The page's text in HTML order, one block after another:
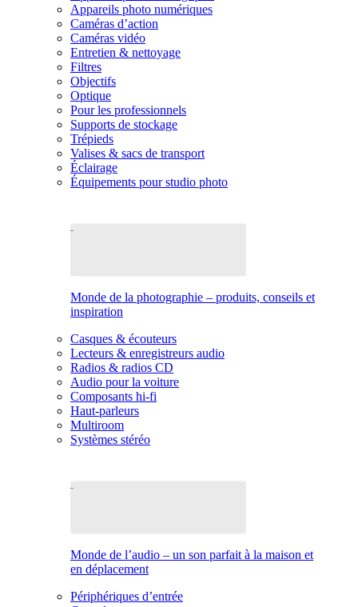
Appareils photo numériques
Caméras d’action
Caméras vidéo
Entretien & nettoyage
Filtres
Objectifs
Optique
Pour les professionnels
Supports de stockage
Trépieds
Valises & sacs de transport
Éclairage
Équipements pour studio photo
Monde de la photographie – produits, conseils et
inspiration
Casques & écouteurs
Lecteurs & enregistreurs audio
Radios & radios CD
Audio pour la voiture
Composants hi-fi
Haut-parleurs
Multiroom
Systèmes stéréo
Monde de l’audio – un son parfait à la maison et
en déplacement
Périphériques d’entrée